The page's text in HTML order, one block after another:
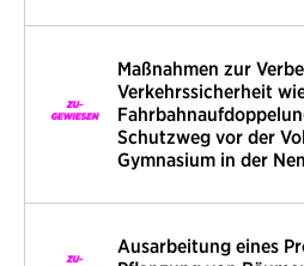
Maßnahmen zur
Verkehrssicherheit
Schutzweg vor der
Gymnasium in der
Ausarbeitung eines